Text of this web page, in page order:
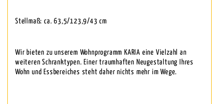
Stellmaß: ca. 63,5/123,9/43 cm
Wir bieten zu unserem Wohnprogramm KARIA eine Vielzahl an
weiteren Schranktypen. Einer traumhaften Neugestaltung Ihres
Wohn und Essbereiches steht daher nichts mehr im Wege.